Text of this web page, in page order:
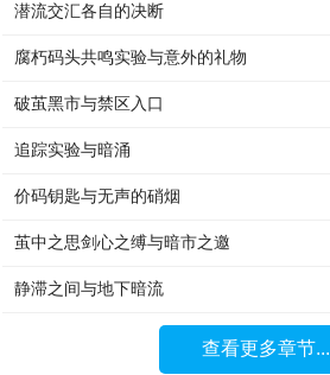
潜流交汇各自的决断
腐朽码头共鸣实验与意外的礼物
破茧黑市与禁区入口
追踪实验与暗涌
价码钥匙与无声的硝烟
茧中之思剑心之缚与暗市之邀
静滞之间与地下暗流
查看更多章节...